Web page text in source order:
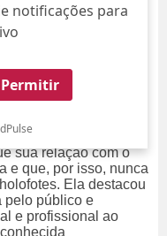
notificações para
Permitir
fazer uma reflexão
forma como lida com
pública. A
de participar do
sua relação com o
e que, por isso, nunca
Ela destacou
pelo público e
e profissional ao